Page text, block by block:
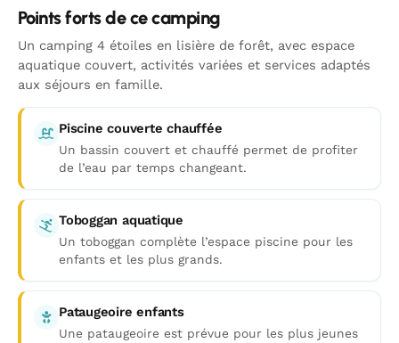
Points forts de ce camping
Un camping 4 étoiles en lisière de forêt, avec espace
aquatique couvert, activités variées et services adaptés
aux séjours en famille.
Piscine couverte chauffée
Un bassin couvert et chauffé permet de profiter
de l’eau par temps changeant.
Toboggan aquatique
Un toboggan complète l’espace piscine pour les
enfants et les plus grands.
Pataugeoire enfants
Une pataugeoire est prévue pour les plus jeunes